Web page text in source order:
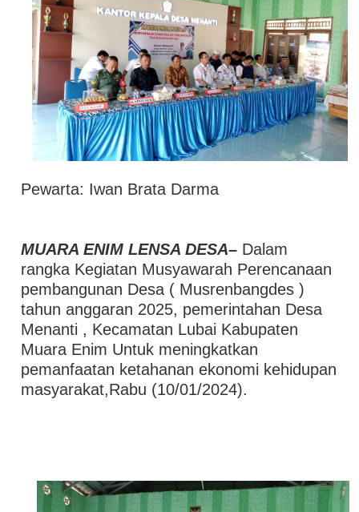
Pewarta: Iwan Brata Darma
MUARA ENIM LENSA DESA– Dalam
rangka Kegiatan Musyawarah Perencanaan
pembangunan Desa ( Musrenbangdes )
tahun anggaran 2025, pemerintahan Desa
Menanti , Kecamatan Lubai Kabupaten
Muara Enim Untuk meningkatkan
pemanfaatan ketahanan ekonomi kehidupan
masyarakat,Rabu (10/01/2024).